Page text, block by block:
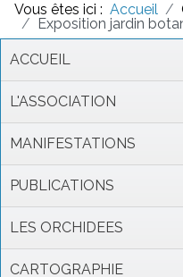
Vous êtes ici : Accueil
Exposition jardin
ACCUEIL
L'ASSOCIATION
MANIFESTATIONS
PUBLICATIONS
LES ORCHIDEES
CARTOGRAPHIE